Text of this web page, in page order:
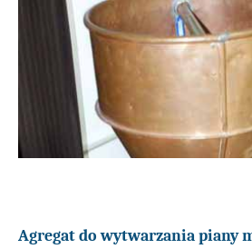
Agregat do wytwarzania piany